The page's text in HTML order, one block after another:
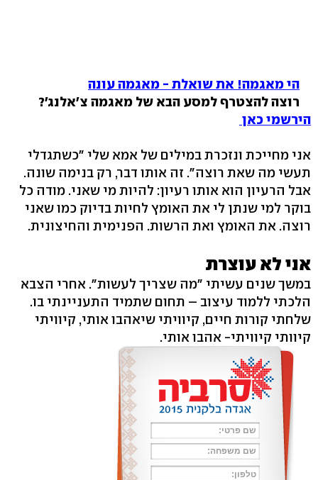
הי מאגמה! את שואלת - מאגמה עונה
רוצה להצטרף למסע הבא של מאגמה צ'אלנג'?
הירשמי כאן
אני מחייכת ונזכרת במילים של אמא שלי "כשתגדלי
תעשי מה שאת רוצה". זה אותו דבר, רק בנימה שונה.
אבל הרעיון הוא אותו רעיון: להיות מי שאני. מודה כל
בוקר למי שנתן לי את האומץ לחיות בדיוק כמו שאני
רוצה. את האומץ ואת הרשות. הפנימית והחיצונית.
אני לא עוצרת
במשך שנים עשיתי "מה שצריך לעשות". אחרי הצבא
הלכתי ללמוד עיצוב – תחום שתמיד התעניינתי בו.
שלחתי קורות חיים, קיוויתי שיאהבו אותי, קיוויתי
קיוותי קיוויתי- אהבו אותי.